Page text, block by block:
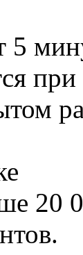
5
20